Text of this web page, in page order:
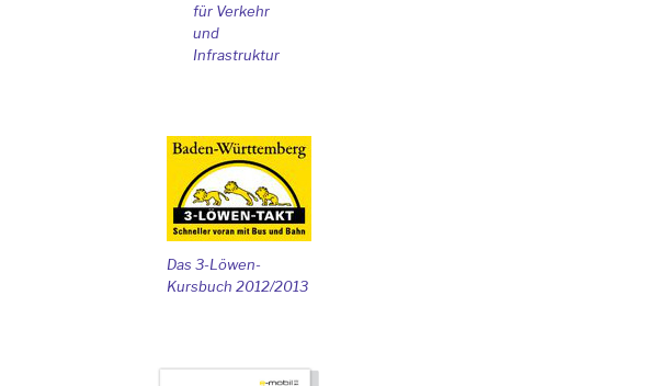
für Verkehr
und
Infrastruktur
Das 3-Löwen-
Kursbuch 2012/2013